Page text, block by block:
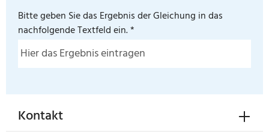
Bitte geben Sie das Ergebnis der Gleichung in das
nachfolgende Textfeld ein. *
Kontakt